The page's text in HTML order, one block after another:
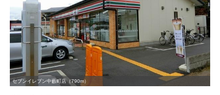
セブンイレブン中藪町店（790m）